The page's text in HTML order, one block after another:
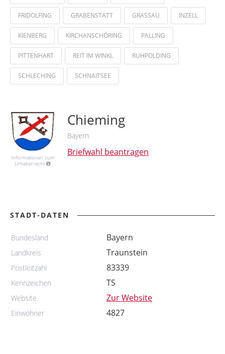
FRIDOLFING GRABENSTÄTT GRASSAU INZELL
KIENBERG KIRCHANSCHÖRING PALLING
PITTENHART REIT IM WINKL RUHPOLDING
SCHLECHING SCHNAITSEE
Informationen zum
Urheberrecht
Chieming
Bayern
Briefwahl beantragen
STADT-DATEN
Bundesland Bayern
Landkreis Traunstein
Postleitzahl 83339
Kennzeichen TS
Website Zur Website
Einwohner 4827